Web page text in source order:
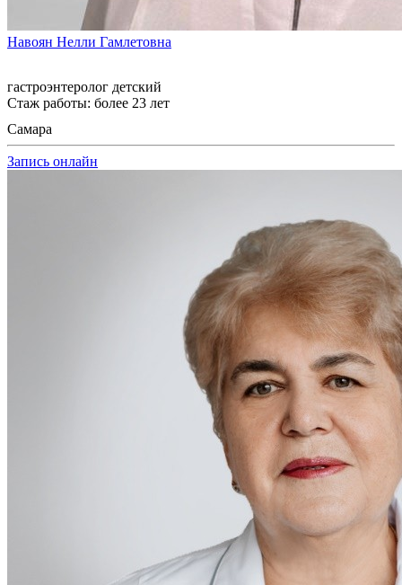
Навоян Нелли Гамлетовна
гастроэнтеролог детский
Стаж работы: более 23 лет
Самара
Запись онлайн